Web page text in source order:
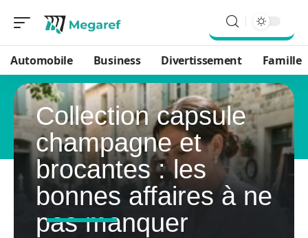
Automobile Business Divertissement Famille
Collection capsule
champagne et
brocantes : les
bonnes affaires à ne
pas manquer